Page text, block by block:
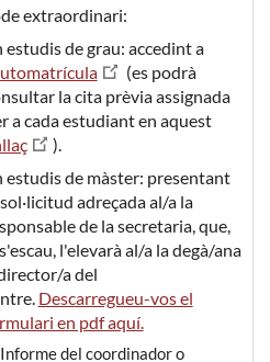
extraordinari:
estudis de grau: accedint a
(es podrà
la cita prèvia assignada
a cada estudiant en aquest
).
estudis de màster: presentant
adreçada al/a la
de la secretaria, que,
l'elevarà al/a la degà/ana
a del
Descarregueu-vos el
en pdf aquí.
Informe del coordinador o